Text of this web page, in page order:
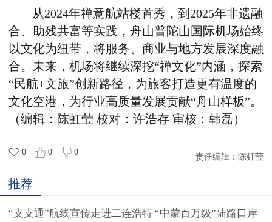
从2024年禅意航站楼首秀，到2025年非遗融
合、助残共富等实践，舟山普陀山国际机场始终
以文化为纽带，将服务、商业与地方发展深度融
合。未来，机场将继续深挖“禅文化”内涵，探索
“民航+文旅”创新路径，为旅客打造更有温度的
文化空港，为行业高质量发展贡献“舟山样板”。
（编辑 ： 陈虹莹 校对： 许浩存 审核 ： 韩磊）
0 0 0
责任编辑： 陈虹莹
推荐
“支支通”航线宣传走进二连浩特 “中蒙百万级”陆路口岸